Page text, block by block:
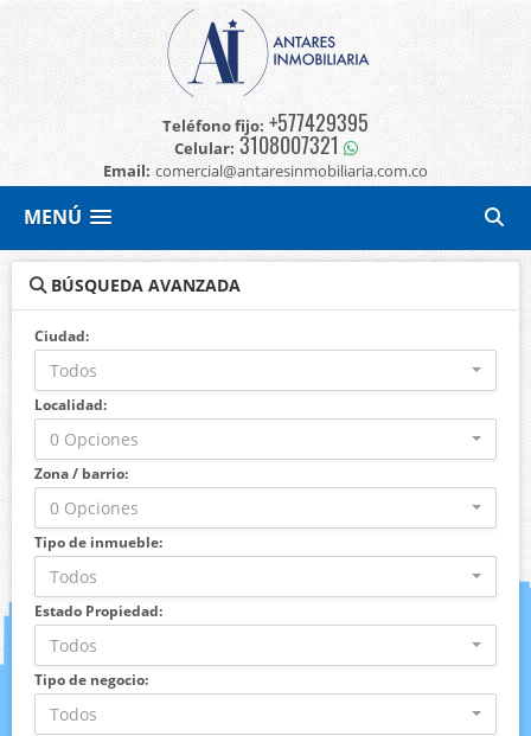
Teléfono fijo: +577429395
Celular: 3108007321
Email: comercial@antaresinmobiliaria.com.co
MENÚ
BÚSQUEDA AVANZADA
Ciudad:
Todos
Localidad:
0 Opciones
Zona / barrio:
0 Opciones
Tipo de inmueble:
Todos
Estado Propiedad:
Todos
Tipo de negocio:
Todos